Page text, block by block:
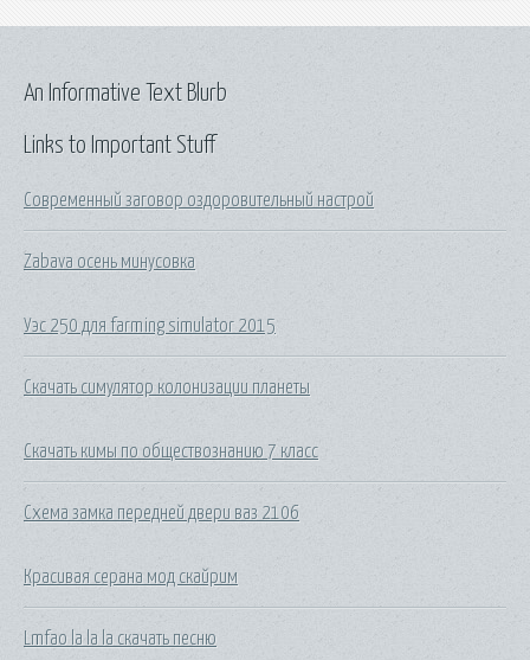
Links to Important Stuff
Современный заговор оздоровительный настрой
Zabava осень минусовка
Уэс 250 для farming simulator 2015
Скачать симулятор колонизации планеты
Скачать кимы по обществознанию 7 класс
Схема замка передней двери ваз 2106
Красивая серана мод скайрим
Lmfao la la la скачать песню
An Informative Text Blurb